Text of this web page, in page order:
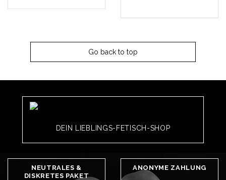
Go back to top
DEIN LIEBLINGS-FETISCH-SHOP
NEUTRALES &
DISKRETES PAKET
ANONYME ZAHLUNG